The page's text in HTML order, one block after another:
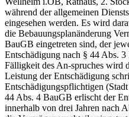
während der allgemeinen
eingesehen werden. Es wird
die Bebauungsplanänderung
BauGB eingetreten sind, der
Entschädigung nach § 44 Abs.
Fälligkeit des An-spruches wird
Leistung der Entschädigung
Entschädigungspflichtigen
44 Abs. 4 BauGB erlischt der
innerhalb von drei Jahren nach